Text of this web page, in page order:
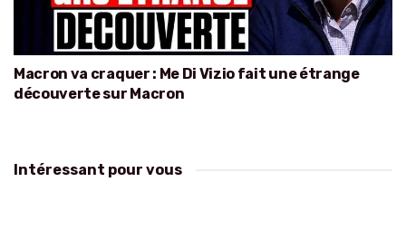
Macron va craquer : Me Di Vizio fait une étrange
découverte sur Macron
Intéressant pour vous